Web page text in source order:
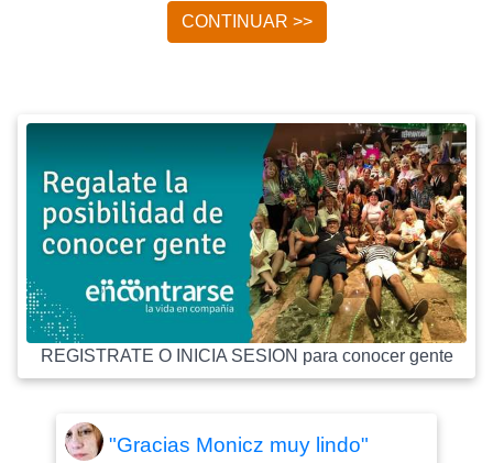
CONTINUAR >>
REGISTRATE O INICIA SESION para conocer gente
"Gracias Monicz muy lindo"